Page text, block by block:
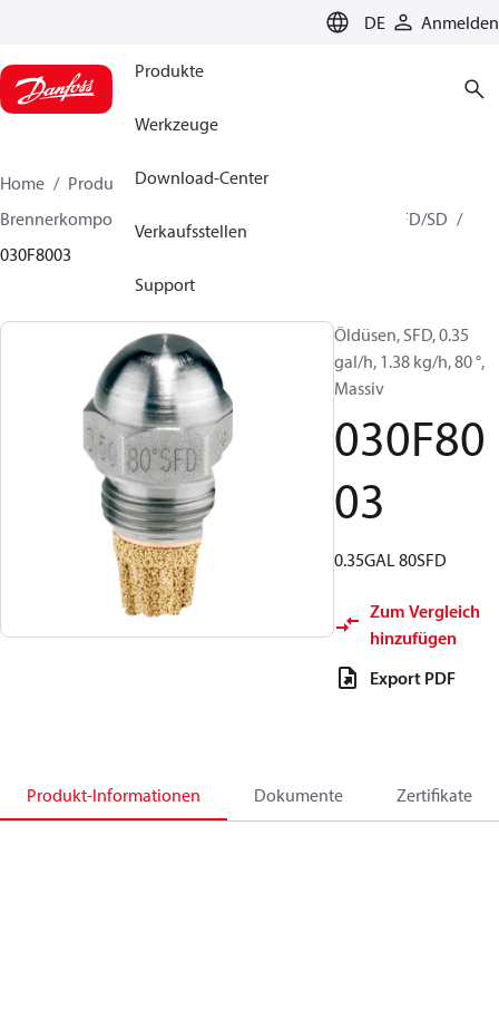
DE Anmelden
Produkte
Werkzeuge
Download-Center
Verkaufsstellen
Support
Home Produkte
Lösung für Wärmetechnik
Brennerkomponenten
Ölbrennerdüse
HFD/HD, SFD/SD
030F8003
Öldüsen, SFD, 0.35
gal/h, 1.38 kg/h, 80 °,
Massiv
030F80
03
0.35GAL 80SFD
Zum Vergleich
hinzufügen
Export PDF
Produkt-Informationen Dokumente Zertifikate